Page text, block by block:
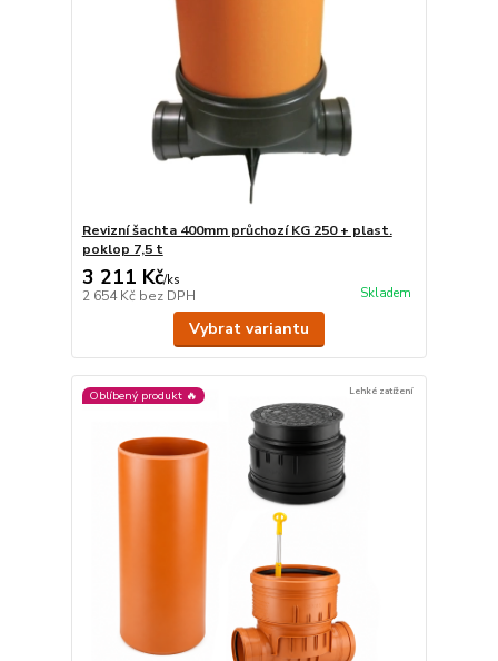
Revizní šachta 400mm průchozí KG 250 + plast.
poklop 7,5 t
3 211 Kč/ks
2 654 Kč bez DPH Skladem
Vybrat variantu
Oblíbený produkt 🔥 Lehké zatížení